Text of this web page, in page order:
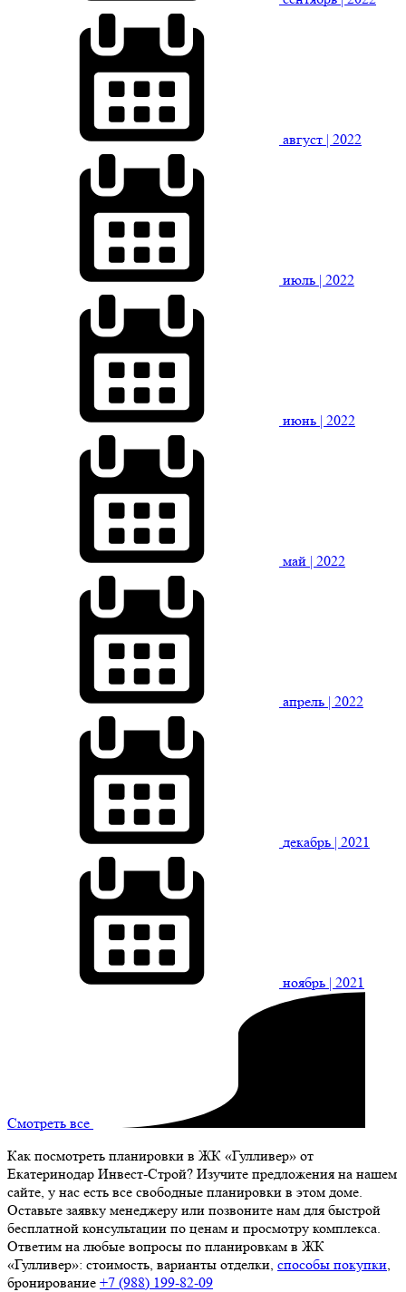
август | 2022
июль | 2022
июнь | 2022
май | 2022
апрель | 2022
декабрь | 2021
ноябрь | 2021
Смотреть все
Как посмотреть планировки в ЖК «Гулливер» от
Екатеринодар Инвест-Строй? Изучите предложения на нашем
сайте, у нас есть все свободные планировки в этом доме.
Оставьте заявку менеджеру или позвоните нам для быстрой
бесплатной консультации по ценам и просмотру комплекса.
Ответим на любые вопросы по планировкам в ЖК
«Гулливер»: стоимость, варианты отделки, способы покупки
бронирование +7 (988) 199‑82‑09